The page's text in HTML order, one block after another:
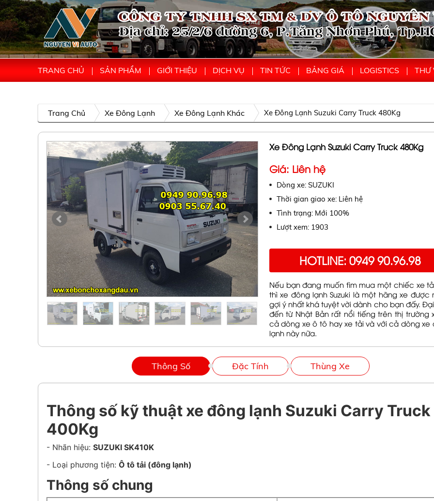
TRANG CHỦ SẢN PHẨM GIỚI THIỆU DỊCH VỤ TIN TỨC BẢNG GIÁ LOGISTICS THƯ
Trang Chủ Xe Đông Lạnh Xe Đông Lạnh Khác Xe Đông Lạnh Suzuki Carry Truck 480Kg
Xe Đông Lạnh Suzuki Carry Truck 480Kg
Giá: Liên hệ
Dòng xe: SUZUKI
Thời gian giao xe: Liên hệ
Tình trạng: Mới 100%
Lượt xem: 1903
HOTLINE: 0949 90.96.98
Nếu bạn đang muốn tìm mua một chiếc xe
thì xe đông lạnh Suzuki là một hãng xe được
gợi ý nhất khá tuyệt vời dành cho bạn đấy.
đến từ Nhật Bản rất nổi tiếng trên thị trường
cả dòng xe ô tô hay xe tải và với cả dòng xe
lạnh này nữa.
Thông Số Đặc Tính Thùng Xe
Thông số kỹ thuật xe đông lạnh Suzuki Carry Truck
400Kg
- Nhãn hiệu:SUZUKI SK410K
- Loại phương tiện:Ô tô tải (đông lạnh)
Thông số chung